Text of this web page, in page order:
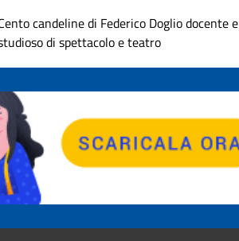
candeline di Federico Doglio docente e
di spettacolo e teatro